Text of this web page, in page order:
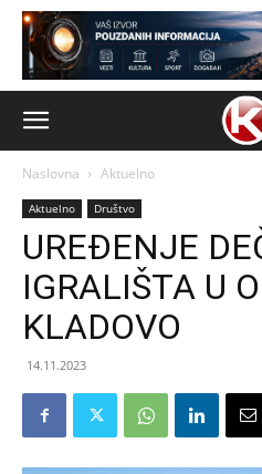
Naslovna Aktuelno
Aktuelno Društvo
UREĐENJE
IGRALIŠTA U
KLADOVO
14.11.2023